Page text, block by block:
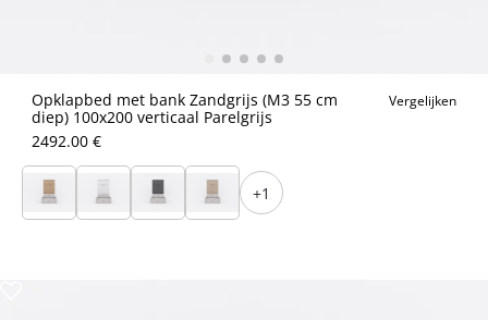
Opklapbed met bank Zandgrijs (M3 55 cm
diep) 100x200 verticaal Parelgrijs
Vergelijken
2492.00 €
+1